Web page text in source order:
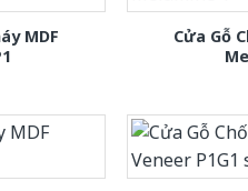
MDF
Cửa Gỗ